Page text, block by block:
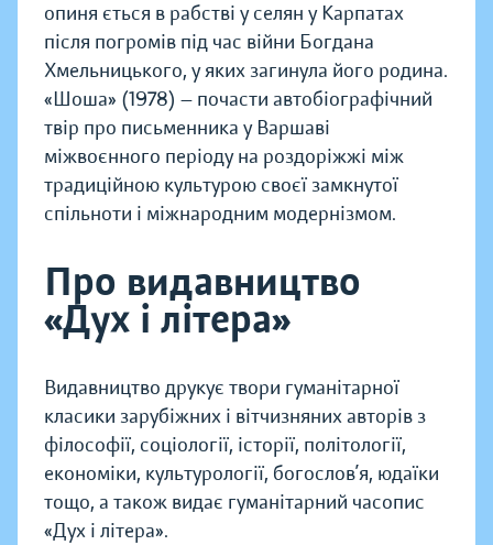
опиня ється в рабстві у селян у Карпатах
після погромів під час війни Богдана
Хмельницького, у яких загинула його родина.
«Шоша» (1978) — почасти автобіографічний
твір про письменника у Варшаві
міжвоєнного періоду на роздоріжжі між
традиційною культурою своєї замкнутої
спільноти і міжнародним модернізмом.
Про видавництво
«Дух і літера»
Видавництво друкує твори гуманітарної
класики зарубіжних і вітчизняних авторів з
філософії, соціології, історії, політології,
економіки, культурології, богослов’я, юдаїки
тощо, а також видає гуманітарний часопис
«Дух і літера».